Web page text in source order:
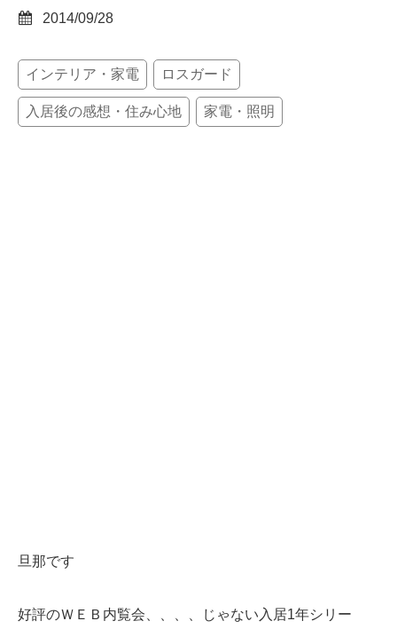
2014/09/28
インテリア・家電 ロスガード
入居後の感想・住み心地 家電・照明
旦那です
好評のＷＥＢ内覧会、、、、じゃない入居1年シリー